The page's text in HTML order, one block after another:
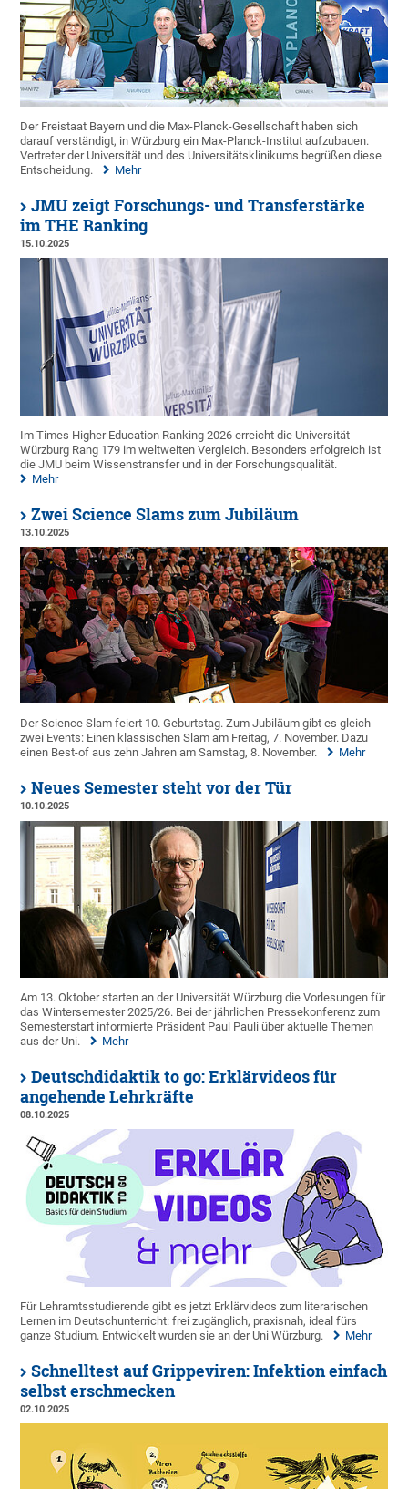
Der Freistaat Bayern und die Max-Planck-Gesellschaft haben sich
darauf verständigt, in Würzburg ein Max-Planck-Institut aufzubauen.
Vertreter der Universität und des Universitätsklinikums begrüßen diese
Entscheidung.
Mehr
JMU zeigt Forschungs- und Transferstärke
im THE Ranking
15.10.2025
Im Times Higher Education Ranking 2026 erreicht die Universität
Würzburg Rang 179 im weltweiten Vergleich. Besonders erfolgreich ist
die JMU beim Wissenstransfer und in der Forschungsqualität.
Mehr
Zwei Science Slams zum Jubiläum
13.10.2025
Der Science Slam feiert 10. Geburtstag. Zum Jubiläum gibt es gleich
zwei Events: Einen klassischen Slam am Freitag, 7. November. Dazu
einen Best-of aus zehn Jahren am Samstag, 8. November.
Mehr
Neues Semester steht vor der Tür
10.10.2025
Am 13. Oktober starten an der Universität Würzburg die Vorlesungen für
das Wintersemester 2025/26. Bei der jährlichen Pressekonferenz zum
Semesterstart informierte Präsident Paul Pauli über aktuelle Themen
aus der Uni.
Mehr
Deutschdidaktik to go: Erklärvideos für
angehende Lehrkräfte
08.10.2025
Für Lehramtsstudierende gibt es jetzt Erklärvideos zum literarischen
Lernen im Deutschunterricht: frei zugänglich, praxisnah, ideal fürs
ganze Studium. Entwickelt wurden sie an der Uni Würzburg.
Mehr
Schnelltest auf Grippeviren: Infektion einfach
selbst erschmecken
02.10.2025